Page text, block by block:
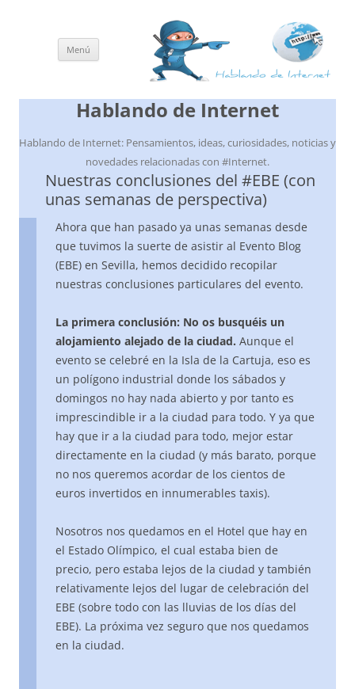
Hablando de Internet
Hablando de Internet: Pensamientos, ideas, curiosidades, noticias y
novedades relacionadas con #Internet.
Menú
Nuestras conclusiones del #EBE (con
unas semanas de perspectiva)
Ahora que han pasado ya unas semanas desde
que tuvimos la suerte de asistir al Evento Blog
(EBE) en Sevilla, hemos decidido recopilar
nuestras conclusiones particulares del evento.
La primera conclusión: No os busquéis un
alojamiento alejado de la ciudad. Aunque el
evento se celebré en la Isla de la Cartuja, eso es
un polígono industrial donde los sábados y
domingos no hay nada abierto y por tanto es
imprescindible ir a la ciudad para todo. Y ya que
hay que ir a la ciudad para todo, mejor estar
directamente en la ciudad (y más barato, porque
no nos queremos acordar de los cientos de
euros invertidos en innumerables taxis).
Nosotros nos quedamos en el Hotel que hay en
el Estado Olímpico, el cual estaba bien de
precio, pero estaba lejos de la ciudad y también
relativamente lejos del lugar de celebración del
EBE (sobre todo con las lluvias de los días del
EBE). La próxima vez seguro que nos quedamos
en la ciudad.